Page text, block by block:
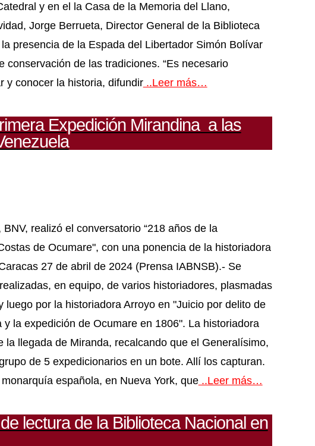
y en el la Casa de la Memoria del Llano,
Jorge Berrueta, Director General de la Biblioteca
presencia de la Espada del Libertador Simón Bolívar
conservación de las tradiciones. “Es necesario
y conocer la historia, difundir..Leer más…
Expedición Mirandina a las
realizó el conversatorio “218 años de la
de Ocumare", con una ponencia de la historiadora
27 de abril de 2024 (Prensa IABNSB).- Se
en equipo, de varios historiadores, plasmadas
luego por la historiadora Arroyo en "Juicio por delito de
la expedición de Ocumare en 1806". La historiadora
la llegada de Miranda, recalcando que el Generalísimo,
de 5 expedicionarios en un bote. Allí los capturan.
española, en Nueva York, que..Leer más…
lectura de la Biblioteca Nacional en